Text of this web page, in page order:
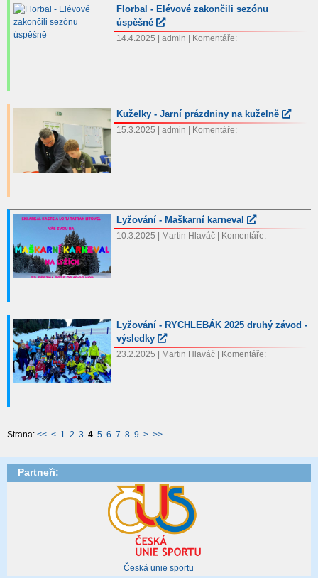
Florbal - Elévové zakončili sezónu
úspěšně
14.4.2025 | admin | Komentáře:
Kuželky - Jarní prázdniny na kuželně
15.3.2025 | admin | Komentáře:
Lyžování - Maškarní karneval
10.3.2025 | Martin Hlaváč | Komentáře:
Lyžování - RYCHLEBÁK 2025 druhý závod -
výsledky
23.2.2025 | Martin Hlaváč | Komentáře:
Strana: << < 1 2 3 4 5 6 7 8 9 > >>
Partneři:
Česká unie sportu